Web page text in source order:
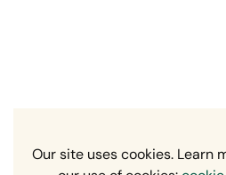
HEM OM MIG
Our site uses cookies. Learn